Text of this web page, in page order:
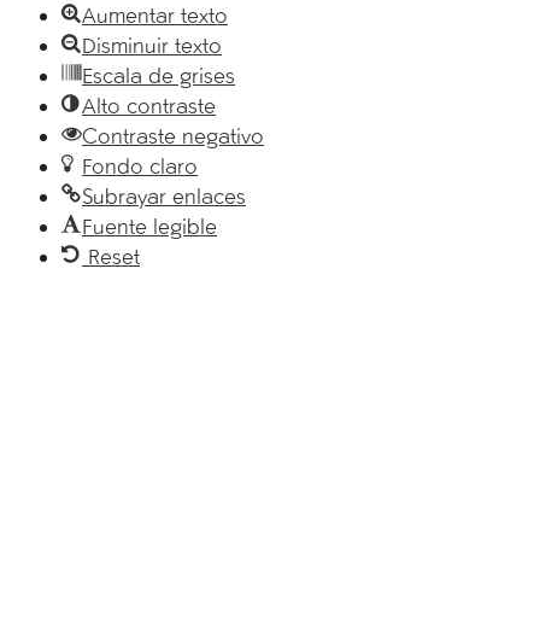
Aumentar texto
Disminuir texto
Escala de grises
Alto contraste
Contraste negativo
Fondo claro
Subrayar enlaces
Fuente legible
Reset